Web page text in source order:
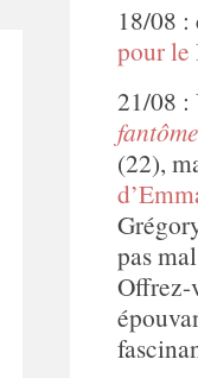
18/08 :
pour le
21/08 :
(22),
pas
Offrez-